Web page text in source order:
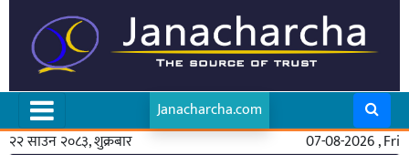
Janacharcha.com
२२ साउन २०८३, शुक्रबार
07-08-2026 , Fri